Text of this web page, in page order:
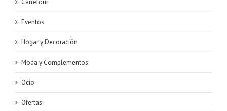
Eventos
Hogar y Decoración
Moda y Complementos
Ocio
Ofertas